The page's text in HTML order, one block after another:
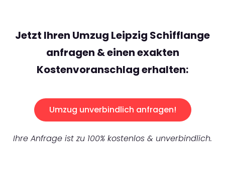
Jetzt Ihren Umzug Leipzig Schifflange
anfragen & einen exakten
Kostenvoranschlag erhalten:
Umzug unverbindlich anfragen!
Ihre Anfrage ist zu 100% kostenlos & unverbindlich.